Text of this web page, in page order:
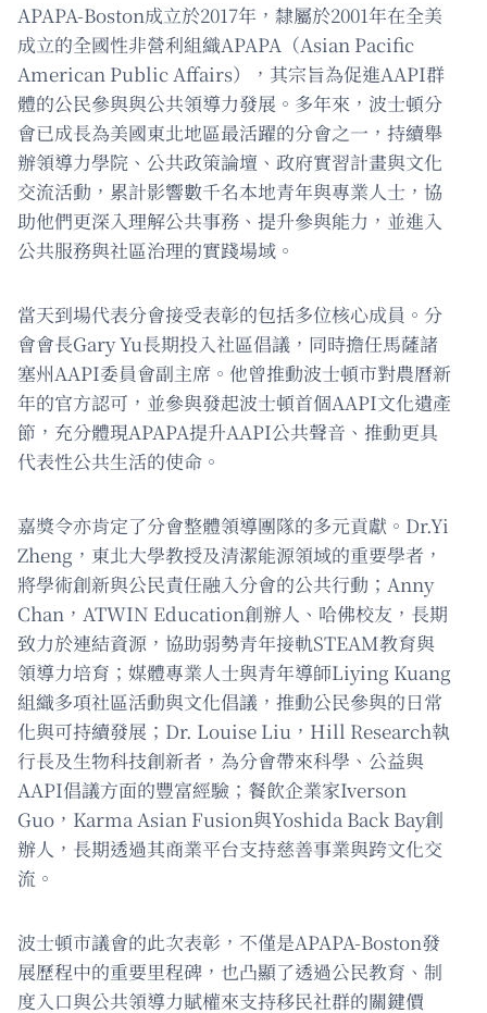
APAPA-Boston成立於2017年，隸屬於2001年在全美
成立的全國性非營利組織APAPA（Asian Pacific
American Public Affairs），其宗旨為促進AAPI群
體的公民參與與公共領導力發展。多年來，波士頓分
會已成長為美國東北地區最活躍的分會之一，持續舉
辦領導力學院、公共政策論壇、政府實習計畫與文化
交流活動，累計影響數千名本地青年與專業人士，協
助他們更深入理解公共事務、提升參與能力，並進入
公共服務與社區治理的實踐場域。
當天到場代表分會接受表彰的包括多位核心成員。分
會會長Gary Yu長期投入社區倡議，同時擔任馬薩諸
塞州AAPI委員會副主席。他曾推動波士頓市對農曆新
年的官方認可，並參與發起波士頓首個AAPI文化遺產
節，充分體現APAPA提升AAPI公共聲音、推動更具
代表性公共生活的使命。
嘉獎令亦肯定了分會整體領導團隊的多元貢獻。Dr.Yi
Zheng，東北大學教授及清潔能源領域的重要學者，
將學術創新與公民責任融入分會的公共行動；Anny
Chan，ATWIN Education創辦人、哈佛校友，長期
致力於連結資源，協助弱勢青年接軌STEAM教育與
領導力培育；媒體專業人士與青年導師Liying Kuang
組織多項社區活動與文化倡議，推動公民參與的日常
化與可持續發展；Dr. Louise Liu，Hill Research執
行長及生物科技創新者，為分會帶來科學、公益與
AAPI倡議方面的豐富經驗；餐飲企業家Iverson
Guo，Karma Asian Fusion與Yoshida Back Bay創
辦人，長期透過其商業平台支持慈善事業與跨文化交
流。
波士頓市議會的此次表彰，不僅是APAPA-Boston發
展歷程中的重要里程碑，也凸顯了透過公民教育、制
度入口與公共領導力賦權來支持移民社群的關鍵價